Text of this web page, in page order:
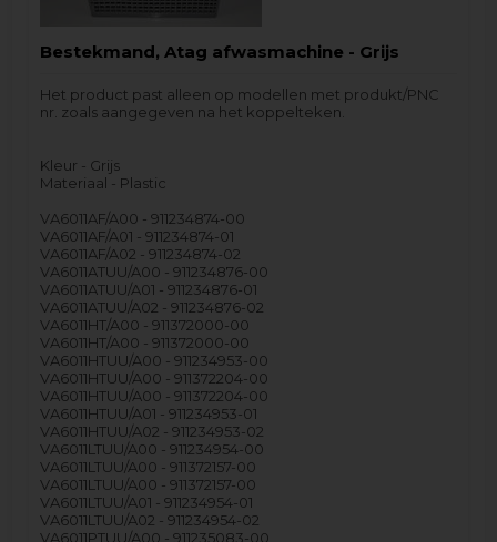
Bestekmand, Atag afwasmachine - Grijs
Het product past alleen op modellen met produkt/PNC
nr. zoals aangegeven na het koppelteken.
Kleur - Grijs
Materiaal - Plastic
VA6011AF/A00 - 911234874-00
VA6011AF/A01 - 911234874-01
VA6011AF/A02 - 911234874-02
VA6011ATUU/A00 - 911234876-00
VA6011ATUU/A01 - 911234876-01
VA6011ATUU/A02 - 911234876-02
VA6011HT/A00 - 911372000-00
VA6011HT/A00 - 911372000-00
VA6011HTUU/A00 - 911234953-00
VA6011HTUU/A00 - 911372204-00
VA6011HTUU/A00 - 911372204-00
VA6011HTUU/A01 - 911234953-01
VA6011HTUU/A02 - 911234953-02
VA6011LTUU/A00 - 911234954-00
VA6011LTUU/A00 - 911372157-00
VA6011LTUU/A00 - 911372157-00
VA6011LTUU/A01 - 911234954-01
VA6011LTUU/A02 - 911234954-02
VA6011PTUU/A00 - 911235083-00